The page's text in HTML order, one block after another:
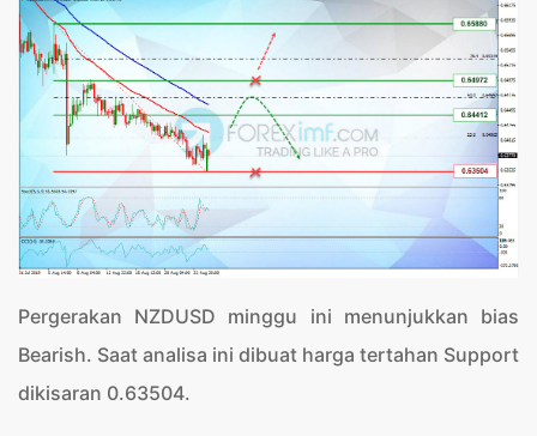
Pergerakan NZDUSD minggu ini menunjukkan bias
Bearish. Saat analisa ini dibuat harga tertahan Support
dikisaran 0.63504.